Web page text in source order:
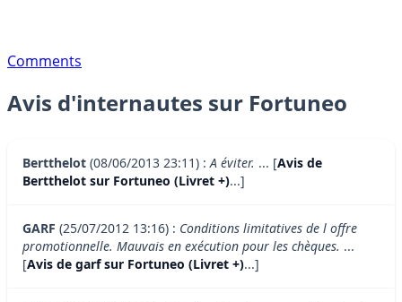
Comments
Avis d'internautes sur Fortuneo
Bertthelot (08/06/2013 23:11) :A éviter. ... [Avis de
Bertthelot sur Fortuneo (Livret +)...]
GARF (25/07/2012 13:16) : Conditions limitatives de l offre
promotionnelle. Mauvais en exécution pour les chèques. ...
[Avis de garf sur Fortuneo (Livret +)...]